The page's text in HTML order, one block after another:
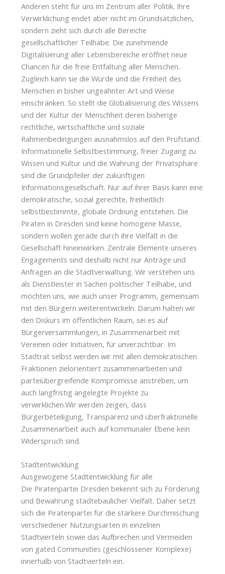
Anderen steht für uns im Zentrum aller Politik. Ihre
Verwirklichung endet aber nicht im Grundsätzlichen,
sondern zieht sich durch alle Bereiche
gesellschaftlicher Teilhabe. Die zunehmende
Digitalisierung aller Lebensbereiche eröffnet neue
Chancen für die freie Entfaltung aller Menschen.
Zugleich kann sie die Würde und die Freiheit des
Menschen in bisher ungeahnter Art und Weise
einschränken. So stellt die Globalisierung des Wissens
und der Kultur der Menschheit deren bisherige
rechtliche, wirtschaftliche und soziale
Rahmenbedingungen ausnahmslos auf den Prüfstand.
Informationelle Selbstbestimmung, freier Zugang zu
Wissen und Kultur und die Wahrung der Privatsphäre
sind die Grundpfeiler der zukünftigen
Informationsgesellschaft. Nur auf ihrer Basis kann eine
demokratische, sozial gerechte, freiheitlich
selbstbestimmte, globale Ordnung entstehen. Die
Piraten in Dresden sind keine homogene Masse,
sondern wollen gerade durch ihre Vielfalt in die
Gesellschaft hineinwirken. Zentrale Elemente unseres
Engagements sind deshalb nicht nur Anträge und
Anfragen an die Stadtverwaltung. Wir verstehen uns
als Dienstleister in Sachen politischer Teilhabe, und
möchten uns, wie auch unser Programm, gemeinsam
mit den Bürgern weiterentwickeln. Darum halten wir
den Diskurs im öffentlichen Raum, sei es auf
Bürgerversammlungen, in Zusammenarbeit mit
Vereinen oder Initiativen, für unverzichtbar. Im
Stadtrat selbst werden wir mit allen demokratischen
Fraktionen zielorientiert zusammenarbeiten und
parteiübergreifende Kompromisse anstreben, um
auch langfristig angelegte Projekte zu
verwirklichen.Wir werden zeigen, dass
Bürgerbeteiligung, Transparenz und überfraktionelle
Zusammenarbeit auch auf kommunaler Ebene kein
Widerspruch sind.
Stadtentwicklung
Ausgewogene Stadtentwicklung für alle
Die Piratenpartei Dresden bekennt sich zu Förderung
und Bewahrung städtebaulicher Vielfalt. Daher setzt
sich die Piratenpartei für die stärkere Durchmischung
verschiedener Nutzungsarten in einzelnen
Stadtvierteln sowie das Aufbrechen und Vermeiden
von gated Communities (geschlossener Komplexe)
innerhalb von Stadtvierteln ein.